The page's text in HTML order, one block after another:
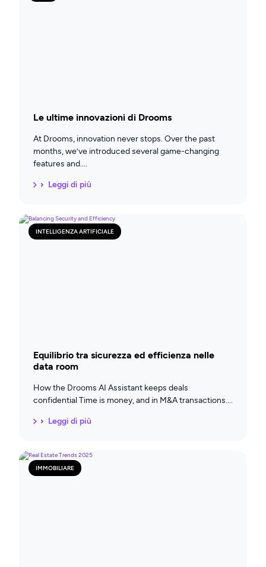
Le ultime innovazioni di Drooms
At Drooms, innovation never stops. Over the past
months, we’ve introduced several game-changing
features and
Leggi di più
INTELLIGENZA ARTIFICIALE
Equilibrio tra sicurezza ed efficienza nelle
data room
How the Drooms AI Assistant keeps deals
confidential Time is money, and in M&A transactions
Leggi di più
IMMOBILIARE